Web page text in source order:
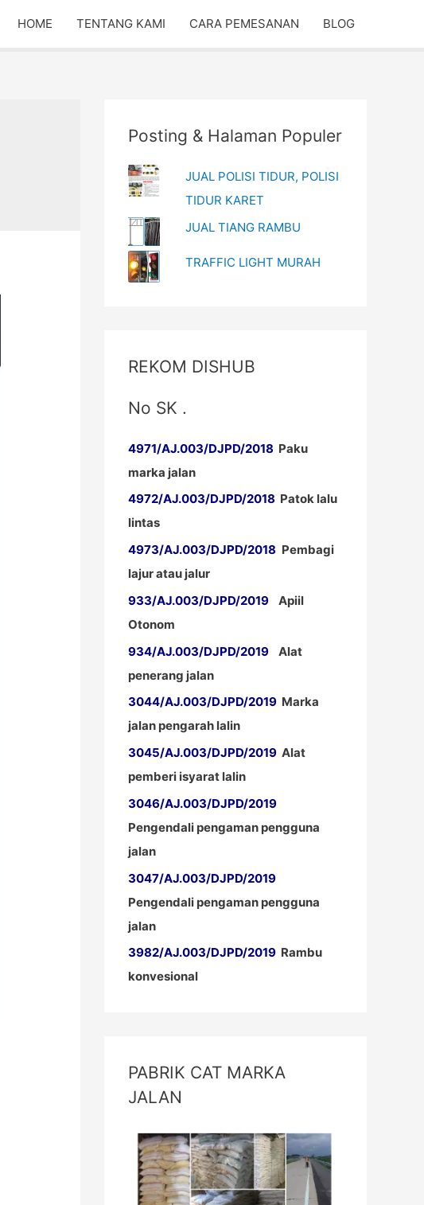
HOME TENTANG KAMI CARA PEMESANAN BLOG
Posting & Halaman Populer
JUAL POLISI TIDUR, POLISI
TIDUR KARET
JUAL TIANG RAMBU
TRAFFIC LIGHT MURAH
REKOM DISHUB
No SK .
4971/AJ.003/DJPD/2018 Paku
marka jalan
4972/AJ.003/DJPD/2018 Patok lalu
lintas
4973/AJ.003/DJPD/2018 Pembagi
lajur atau jalur
933/AJ.003/DJPD/2019 Apiil
Otonom
934/AJ.003/DJPD/2019 Alat
penerang jalan
3044/AJ.003/DJPD/2019 Marka
jalan pengarah lalin
3045/AJ.003/DJPD/2019 Alat
pemberi isyarat lalin
3046/AJ.003/DJPD/2019
Pengendali pengaman pengguna
jalan
3047/AJ.003/DJPD/2019
Pengendali pengaman pengguna
jalan
3982/AJ.003/DJPD/2019 Rambu
konvesional
PABRIK CAT MARKA
JALAN